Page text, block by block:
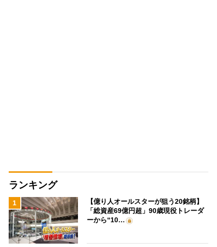
ランキング
1
【億り人オールスターが狙う20銘柄】
「総資産69億円超」90歳現役トレーダ
ーから“10…